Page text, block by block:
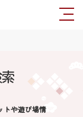
トや遊び場情